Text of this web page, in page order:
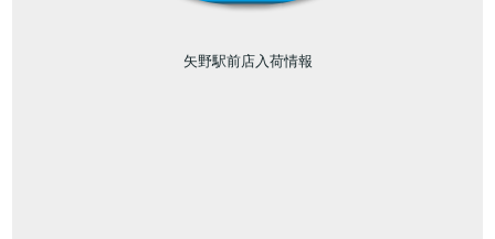
矢野駅前店入荷情報